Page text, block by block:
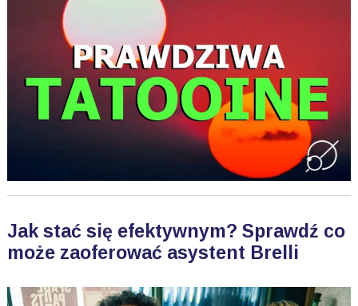
Jak stać się efektywnym? Sprawdź co
może zaoferować asystent Brelli